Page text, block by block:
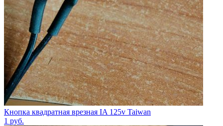
Кнопка квадратная врезная IA 125v Taiwan
1 руб.